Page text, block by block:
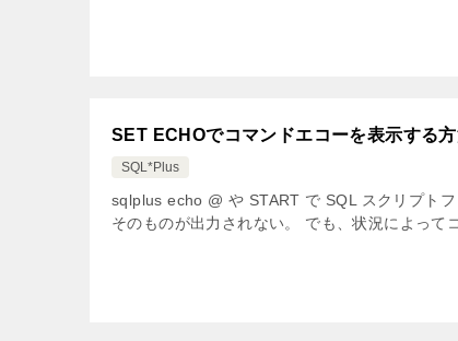
SET ECHOでコマンドエコーを表示する
SQL*Plus
sqlplus echo @ や START で SQL スクリプト
そのものが出力されない。 でも、状況によっ